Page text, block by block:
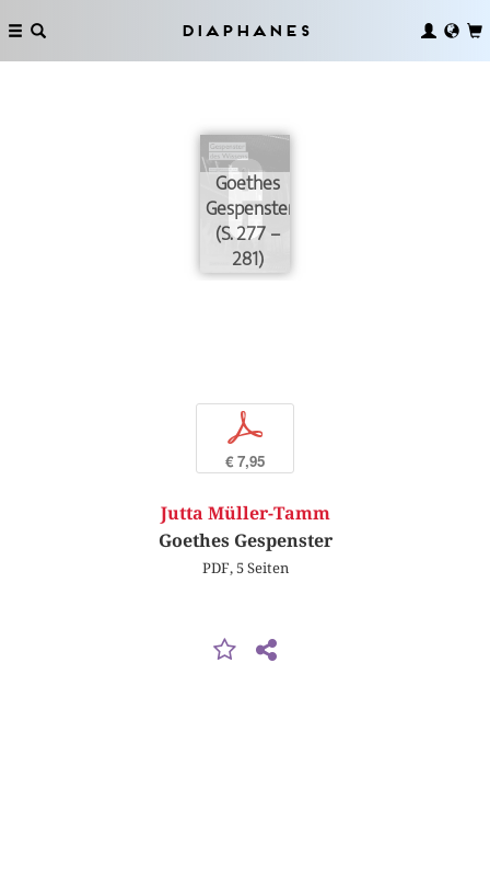
Diaphanes
Goethes
Gespenster
(S. 277 –
281)
p
€ 7,95
Jutta Müller-Tamm
Goethes Gespenster
PDF, 5 Seiten